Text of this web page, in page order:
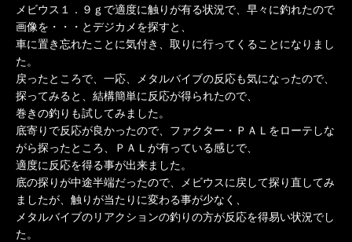
メビウス１．９ｇで適度に触りが有る状況で、早々に釣れたので
画像を・・・とデジカメを探すと、
車に置き忘れたことに気付き、取りに行ってくることになりまし
た。
戻ったところで、一応、メタルバイブの反応も気になったので、
探ってみると、結構簡単に反応が得られたので、
巻きの釣りも試してみました。
底寄りで反応が良かったので、ファクター・ＰＡＬをローテしな
がら探ったところ、ＰＡＬが有っている感じで、
適度に反応を得る事が出来ました。
底の探りが中途半端だったので、メビウスに戻して探り直してみ
ましたが、触りが当たりに変わる事が少なく、
メタルバイブのリアクションの釣りの方が反応を得易い状況でし
た。